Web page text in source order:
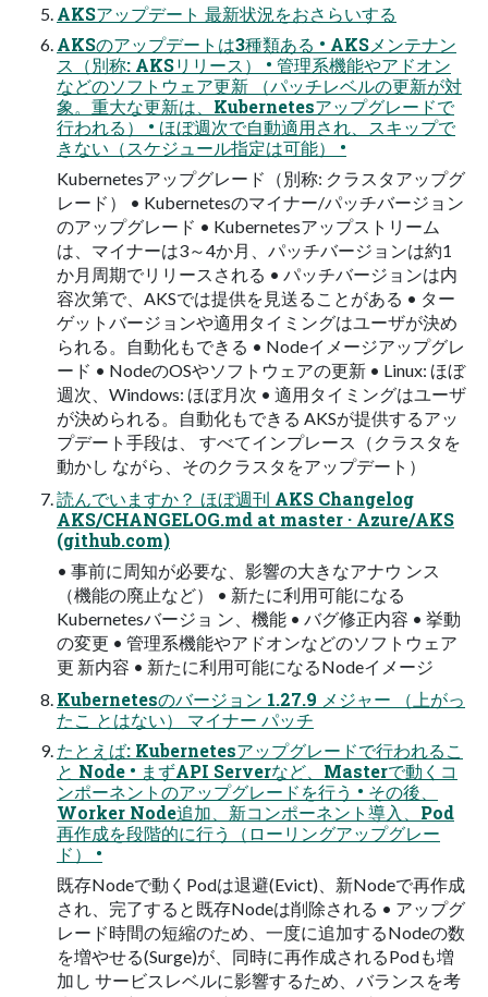
AKSアップデート 最新状況をおさらいする
AKSのアップデートは3種類ある • AKSメンテナン
ス（別称: AKSリリース） • 管理系機能やアドオン
などのソフトウェア更新 （パッチレベルの更新が対
象。重大な更新は、Kubernetesアップグレードで
行われる） • ほぼ週次で自動適用され、スキップで
きない（スケジュール指定は可能） •
Kubernetesアップグレード（別称: クラスタアップグ
レード） • Kubernetesのマイナー/パッチバージョン
のアップグレード • Kubernetesアップストリーム
は、マイナーは3～4か月、パッチバージョンは約1
か月周期でリリースされる • パッチバージョンは内
容次第で、AKSでは提供を見送ることがある • ター
ゲットバージョンや適用タイミングはユーザが決め
られる。自動化もできる • Nodeイメージアップグレ
ード • NodeのOSやソフトウェアの更新 • Linux: ほぼ
週次、Windows: ほぼ月次 • 適用タイミングはユーザ
が決められる。自動化もできる AKSが提供するアッ
プデート手段は、 すべてインプレース（クラスタを
動かし ながら、そのクラスタをアップデート）
読んでいますか？ ほぼ週刊 AKS Changelog
AKS/CHANGELOG.md at master · Azure/AKS
(github.com)
• 事前に周知が必要な、影響の大きなアナウ ンス
（機能の廃止など） • 新たに利用可能になる
Kubernetesバージョ ン、機能 • バグ修正内容 • 挙動
の変更 • 管理系機能やアドオンなどのソフトウェア
更 新内容 • 新たに利用可能になるNodeイメージ
Kubernetesのバージョン 1.27.9 メジャー （上がっ
たこ とはない） マイナー パッチ
たとえば: Kubernetesアップグレードで行われるこ
と Node • まずAPI Serverなど、Masterで動くコ
ンポーネントのアップグレードを行う • その後、
Worker Node追加、新コンポーネント導入、Pod
再作成を段階的に行う（ローリングアップグレー
ド） •
既存Nodeで動くPodは退避(Evict)、新Nodeで再作成
され、完了すると既存Nodeは削除される • アップグ
レード時間の短縮のため、一度に追加するNodeの数
を増やせる(Surge)が、同時に再作成されるPodも増
加し サービスレベルに影響するため、バランスを考